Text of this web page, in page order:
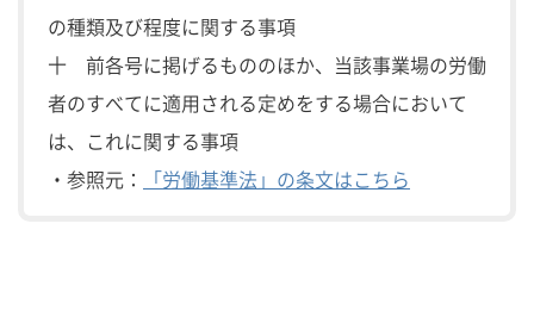
の種類及び程度に関する事項
十 前各号に掲げるもののほか、当該事業場の労働
者のすべてに適用される定めをする場合において
は、これに関する事項
・参照元：
「労働基準法」の条文はこちら